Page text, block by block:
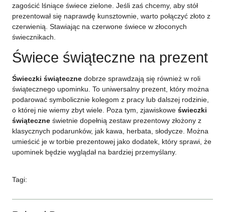
zagościć lśniące świece zielone. Jeśli zaś chcemy, aby stół
prezentował się naprawdę kunsztownie, warto połączyć złoto z
czerwienią. Stawiając na czerwone świece w złoconych
świecznikach.
Świece świąteczne na prezent
Świeczki świąteczne dobrze sprawdzają się również w roli
świątecznego upominku. To uniwersalny prezent, który można
podarować symbolicznie kolegom z pracy lub dalszej rodzinie,
o której nie wiemy zbyt wiele. Poza tym, zjawiskowe świeczki
świąteczne świetnie dopełnią zestaw prezentowy złożony z
klasycznych podarunków, jak kawa, herbata, słodycze. Można
umieścić je w torbie prezentowej jako dodatek, który sprawi, że
upominek będzie wyglądał na bardziej przemyślany.
Tagi: